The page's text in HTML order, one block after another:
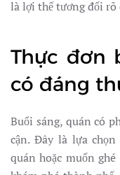
là lợi thế tương đối rõ
Thực đơn
có đáng
Buổi sáng, quán có
cận. Đây là lựa
quán hoặc muốn